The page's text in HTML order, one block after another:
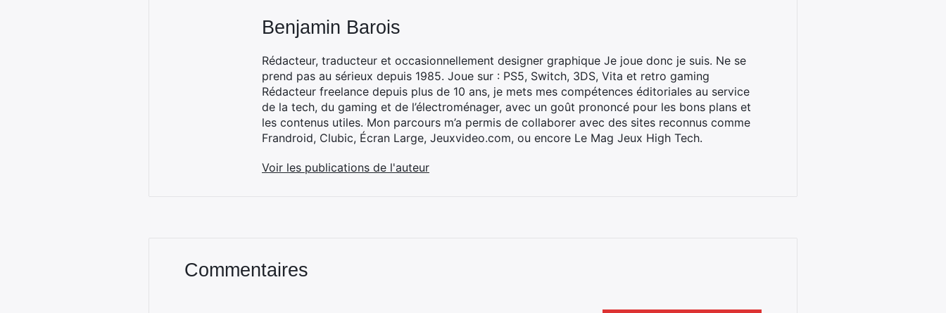
Benjamin Barois
Rédacteur, traducteur et occasionnellement designer graphique Je joue donc je suis. Ne se
prend pas au sérieux depuis 1985. Joue sur : PS5, Switch, 3DS, Vita et retro gaming
Rédacteur freelance depuis plus de 10 ans, je mets mes compétences éditoriales au service
de la tech, du gaming et de l’électroménager, avec un goût prononcé pour les bons plans et
les contenus utiles. Mon parcours m’a permis de collaborer avec des sites reconnus comme
Frandroid, Clubic, Écran Large, Jeuxvideo.com, ou encore Le Mag Jeux High Tech.
Voir les publications de l'auteur
Commentaires